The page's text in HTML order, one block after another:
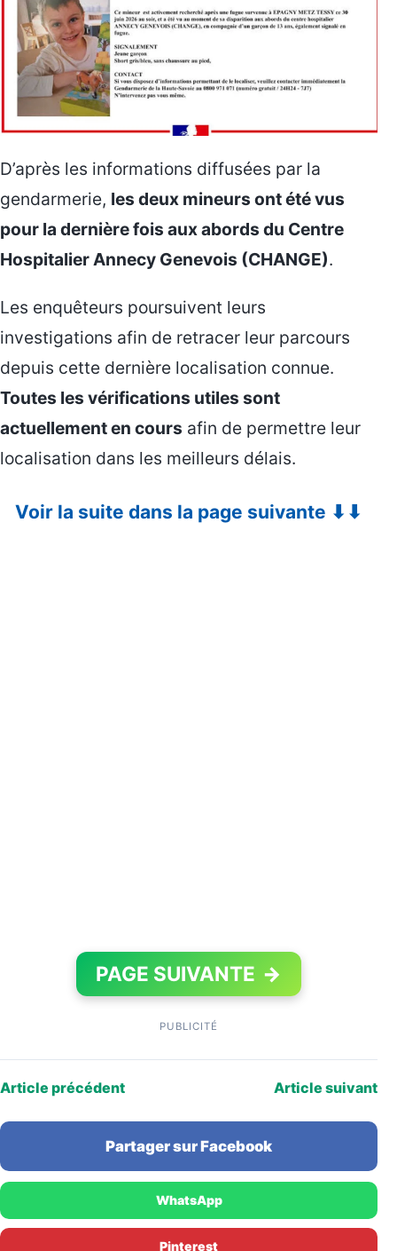
D’après les informations diffusées par la
gendarmerie, les deux mineurs ont été vus
pour la dernière fois aux abords du Centre
Hospitalier Annecy Genevois (CHANGE).
Les enquêteurs poursuivent leurs
investigations afin de retracer leur parcours
depuis cette dernière localisation connue.
Toutes les vérifications utiles sont
actuellement en cours afin de permettre leur
localisation dans les meilleurs délais.
Voir la suite dans la page suivante ⬇⬇
PAGE SUIVANTE →
PUBLICITÉ
Article précédent Article suivant
Partager sur Facebook
WhatsApp
Pinterest